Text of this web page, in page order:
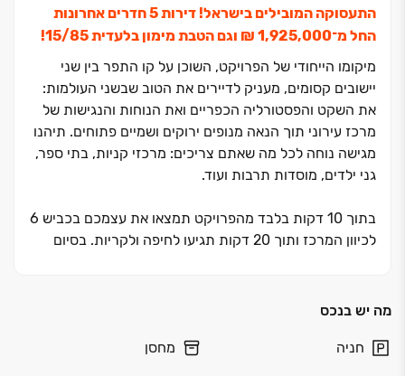
התעסוקה המובילים בישראל! דירות ‏5 חדרים אחרונות
החל מ־‏1,925,000 ‏₪ וגם הטבת מימון בלעדית 15/85!
מיקומו הייחודי של הפרויקט, השוכן על קו התפר בין שני
יישובים קסומים, מעניק לדיירים את הטוב שבשני העולמות:
את השקט והפסטורליה הכפריים ואת הנוחות והנגישות של
מרכז עירוני תוך הנאה מנופים ירוקים ושמיים פתוחים. תיהנו
מגישה נוחה לכל מה שאתם צריכים: מרכזי קניות, בתי ספר,
גני ילדים, מוסדות תרבות ועוד.
בתוך ‏10 דקות בלבד מהפרויקט תמצאו את עצמכם בכביש ‏6
לכיוון המרכז ותוך ‏20 דקות תגיעו לחיפה ולקריות. בסיום
תעסוקה והייטק מהגדולים במדינה, מרכז המחקר החדש
מה יש בנכס
חניה מחסן